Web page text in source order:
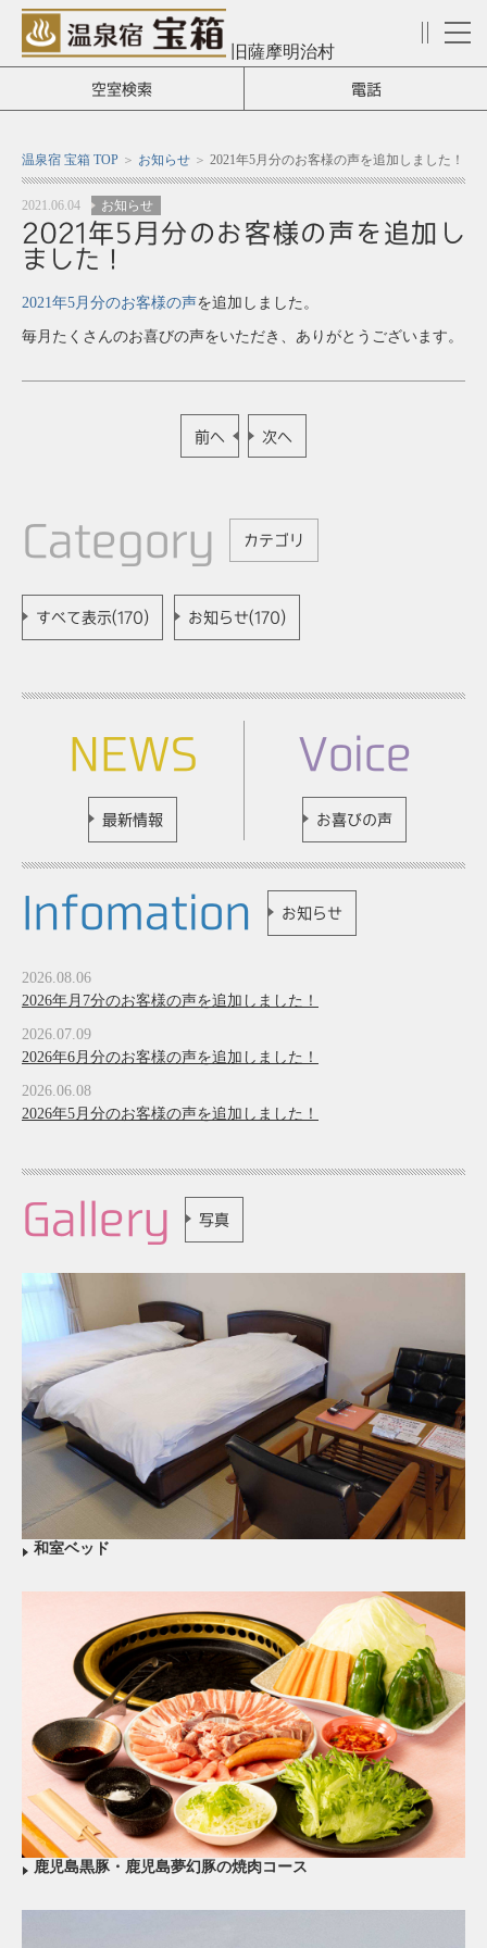
旧薩摩明治村
空室検索 電話
温泉宿 宝箱 TOP お知らせ 2021年5月分のお客様の声を追加しました！
2021.06.04 お知らせ
2021年5月分のお客様の声を追加し
ました！
2021年5月分のお客様の声を追加しました。
毎月たくさんのお喜びの声をいただき、ありがとうございます。
前へ 次へ
Category カテゴリ
すべて表示(170) お知らせ(170)
NEWS
最新情報
Voice
お喜びの声
Infomation お知らせ
2026.08.06
2026年月7分のお客様の声を追加しました！
2026.07.09
2026年6月分のお客様の声を追加しました！
2026.06.08
2026年5月分のお客様の声を追加しました！
Gallery 写真
和室ベッド
鹿児島黒豚・鹿児島夢幻豚の焼肉コース